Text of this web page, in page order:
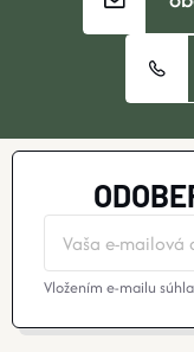
Vložením e-mailu